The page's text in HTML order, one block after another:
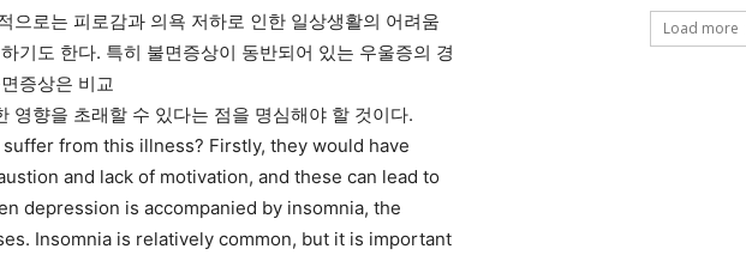
으로는 피로감과 의욕 저하로 인한 일상생활의 어려움
기도 한다. 특히 불면증상이 동반되어 있는 우울증의 경
증상은 비교
영향을 초래할 수 있다는 점을 명심해야 할 것이다.
from this illness? Firstly, they would have
and lack of motivation, and these can lead to
depression is accompanied by insomnia, the
Insomnia is relatively common, but it is important
Load more